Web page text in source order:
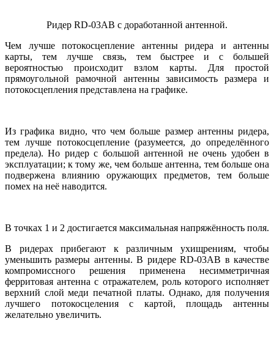
Ридер RD-03AB с доработанной антенной.
Чем лучше потокосцепление антенны ридера и антенны
карты, тем лучше связь, тем быстрее и с большей
вероятностью происходит взлом карты. Для простой
прямоугольной рамочной антенны зависимость размера и
потокосцепления представлена на графике.
Из графика видно, что чем больше размер антенны ридера,
тем лучше потокосцепление (разумеется, до определённого
предела). Но ридер с большой антенной не очень удобен в
эксплуатации; к тому же, чем больше антенна, тем больше она
подвержена влиянию оружающих предметов, тем больше
помех на неё наводится.
В точках 1 и 2 достигается максимальная напряжённость поля.
В ридерах прибегают к различным ухищрениям, чтобы
уменьшить размеры антенны. В ридере RD-03AB в качестве
компромиссного решения применена несимметричная
ферритовая антенна с отражателем, роль которого исполняет
верхний слой меди печатной платы. Однако, для получения
лучшего потокосцеления с картой, площадь антенны
желательно увеличить.